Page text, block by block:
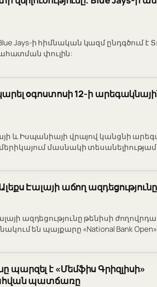
Jays-ի հիմնական կազմ ընդգծում է
փուլին:
օգոստոսի 12-ի
և Իսպանիայի վրայով կանցնի
մասնակի
Էալայի աճող
ազդեցությունը թենիսի
են պայքարը «National Bank
է «Մեմֆիս Գրիզլիսի»
պատճառը